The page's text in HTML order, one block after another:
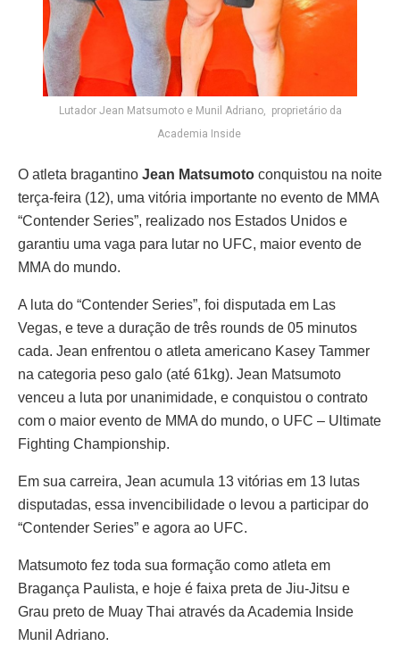
Lutador Jean Matsumoto e Munil Adriano, proprietário da
Academia Inside
O atleta bragantino Jean Matsumoto conquistou na noite
terça-feira (12), uma vitória importante no evento de MMA
“Contender Series”, realizado nos Estados Unidos e
garantiu uma vaga para lutar no UFC, maior evento de
MMA do mundo.
A luta do “Contender Series”, foi disputada em Las
Vegas, e teve a duração de três rounds de 05 minutos
cada. Jean enfrentou o atleta americano Kasey Tammer
na categoria peso galo (até 61kg). Jean Matsumoto
venceu a luta por unanimidade, e conquistou o contrato
com o maior evento de MMA do mundo, o UFC – Ultimate
Fighting Championship.
Em sua carreira, Jean acumula 13 vitórias em 13 lutas
disputadas, essa invencibilidade o levou a participar do
“Contender Series” e agora ao UFC.
Matsumoto fez toda sua formação como atleta em
Bragança Paulista, e hoje é faixa preta de Jiu-Jitsu e
Grau preto de Muay Thai através da Academia Inside
Munil Adriano.